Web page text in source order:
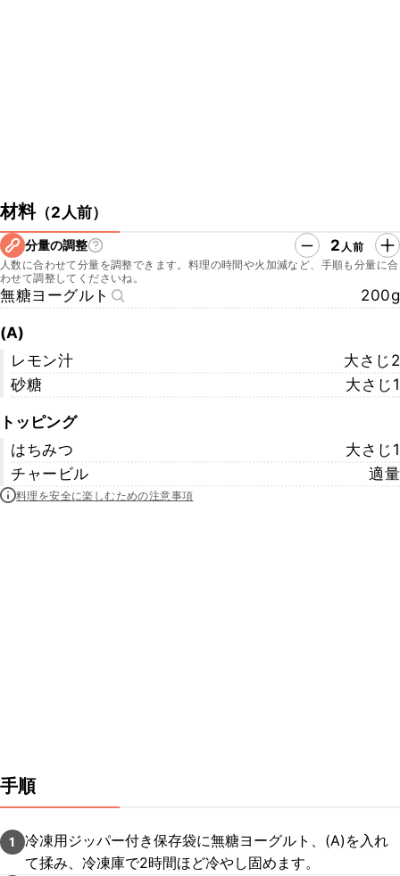
材料（2人前）
分量の調整 2 人前
人数に合わせて分量を調整できます。料理の時間や火加減など、手順も分量に合
わせて調整してくださいね。
無糖ヨーグルト 200g
(A)
レモン汁
大さじ2
砂糖
大さじ1
トッピング
はちみつ
大さじ1
チャービル
適量
料理を安全に楽しむための注意事項
手順
1
冷凍用ジッパー付き保存袋に無糖ヨーグルト、(A)を入れ
て揉み、冷凍庫で2時間ほど冷やし固めます。